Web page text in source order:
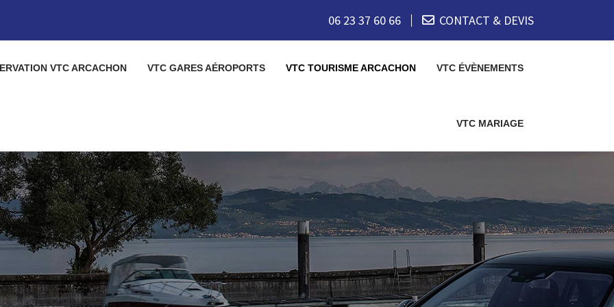
06 23 37 60 66 CONTACT & DEVIS
VTC ARCACHON VTC GARES AÉROPORTS VTC TOURISME ARCACHON VTC ÉVÈNEMENTS
VTC MARIAGE